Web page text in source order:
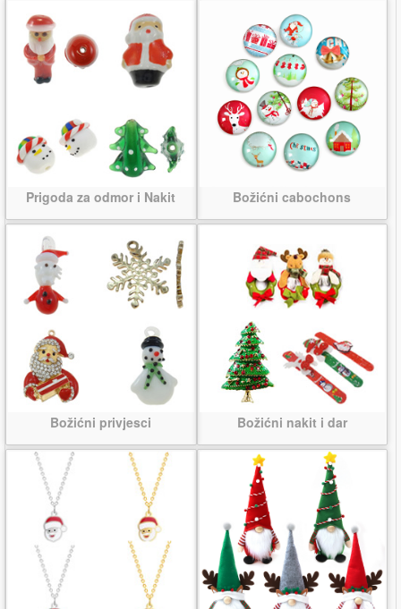
Prigoda za odmor i Nakit Božićni cabochons
Božićni privjesci Božićni nakit i dar